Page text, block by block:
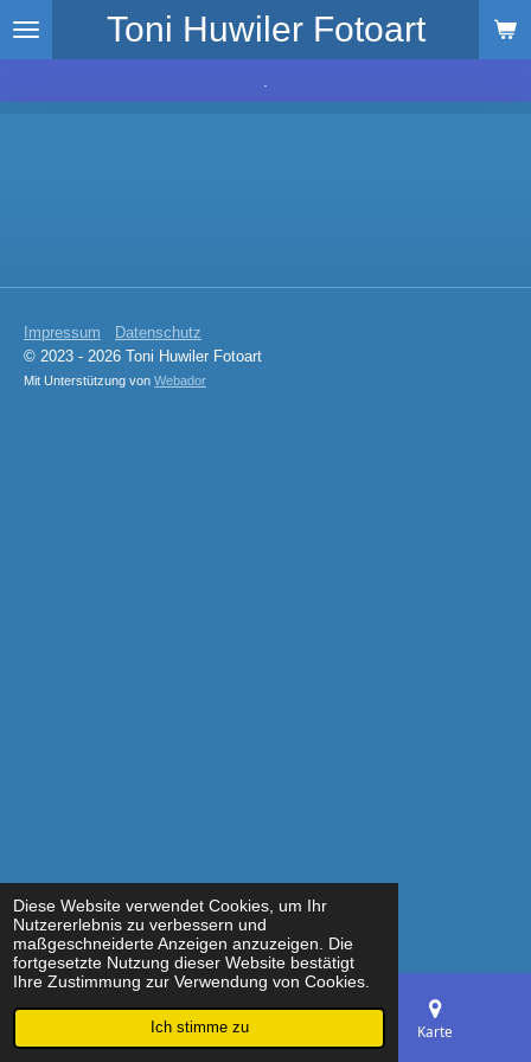
Diese Website verwendet Cookies, um Ihr
Nutzererlebnis zu verbessern und
maßgeschneiderte Anzeigen anzuzeigen. Die
fortgesetzte Nutzung dieser Website bestätigt
Ihre Zustimmung zur Verwendung von Cookies.
Ich stimme zu
Zum
Toni Huwiler Fotoart
Impressum
Datenschutz
© 2023 - 2026 Toni Huwiler Fotoart
Mit Unterstützung von Webador
Telefon Karte